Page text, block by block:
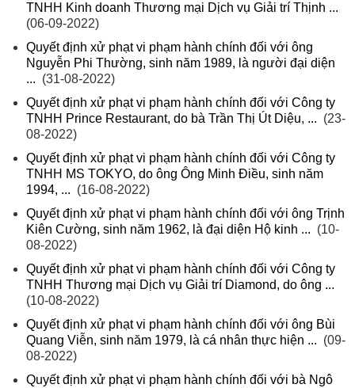
TNHH Kinh doanh Thương mại Dịch vụ Giải trí Thịnh ...
(06-09-2022)
Quyết định xử phạt vi phạm hành chính đối với ông
Nguyễn Phi Thường, sinh năm 1989, là người đại diện
... (31-08-2022)
Quyết định xử phạt vi phạm hành chính đối với Công ty
TNHH Prince Restaurant, do bà Trần Thị Út Diệu, ... (23-
08-2022)
Quyết định xử phạt vi phạm hành chính đối với Công ty
TNHH MS TOKYO, do ông Ông Minh Điều, sinh năm
1994, ... (16-08-2022)
Quyết định xử phạt vi phạm hành chính đối với ông Trịnh
Kiên Cường, sinh năm 1962, là đại diện Hộ kinh ... (10-
08-2022)
Quyết định xử phạt vi phạm hành chính đối với Công ty
TNHH Thương mại Dịch vụ Giải trí Diamond, do ông ...
(10-08-2022)
Quyết định xử phạt vi phạm hành chính đối với ông Bùi
Quang Viễn, sinh năm 1979, là cá nhân thực hiện ... (09-
08-2022)
Quyết định xử phạt vi phạm hành chính đối với bà Ngô